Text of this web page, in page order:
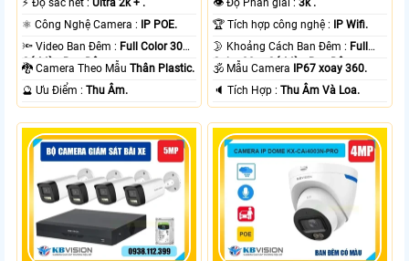
⚛️ Công Nghệ Camera : IP POE.
🔦 Video Ban Đêm : Full Color 30m
Có Màu Ban Ðêm.
🐉️ Camera Theo MẫuThân Plastic.
️🔮 Ưu Điểm :Thu Âm.
🏆 Tích hợp công nghệ : IP Wifi.
🌛 Khoảng Cách Ban Đêm : Full
Color 30m Có Màu Ban Ðêm.
🕉️ Mẫu Camera IP67 xoay 360.
️🔈 Tích Hợp :Thu Âm Và Loa.